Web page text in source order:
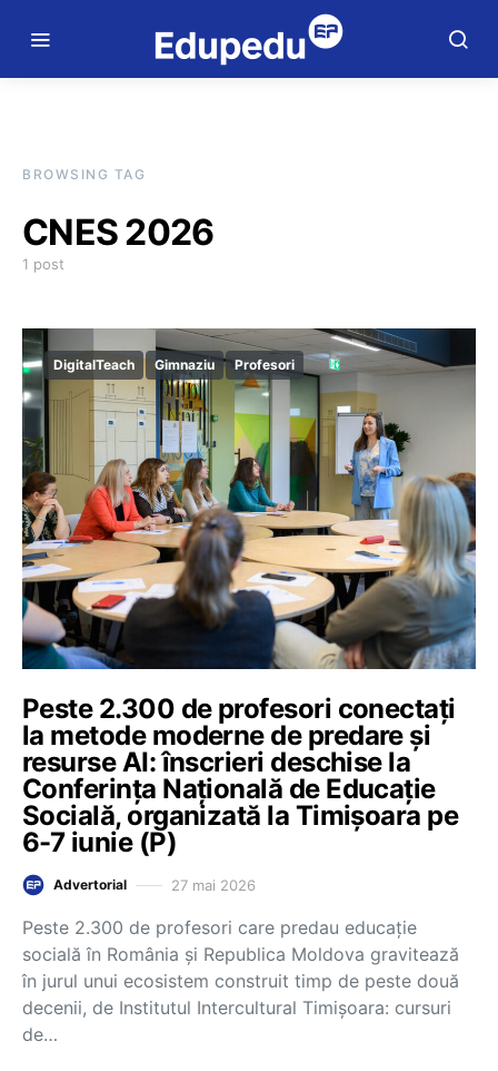
BROWSING TAG
CNES 2026
1 post
DigitalTeach Gimnaziu Profesori
Peste 2.300 de profesori conectați
la metode moderne de predare și
resurse AI: înscrieri deschise la
Conferința Națională de Educație
Socială, organizată la Timișoara pe
6-7 iunie (P)
Advertorial 27 mai 2026
Peste 2.300 de profesori care predau educație
socială în România și Republica Moldova gravitează
în jurul unui ecosistem construit timp de peste două
decenii, de Institutul Intercultural Timișoara: cursuri
de…